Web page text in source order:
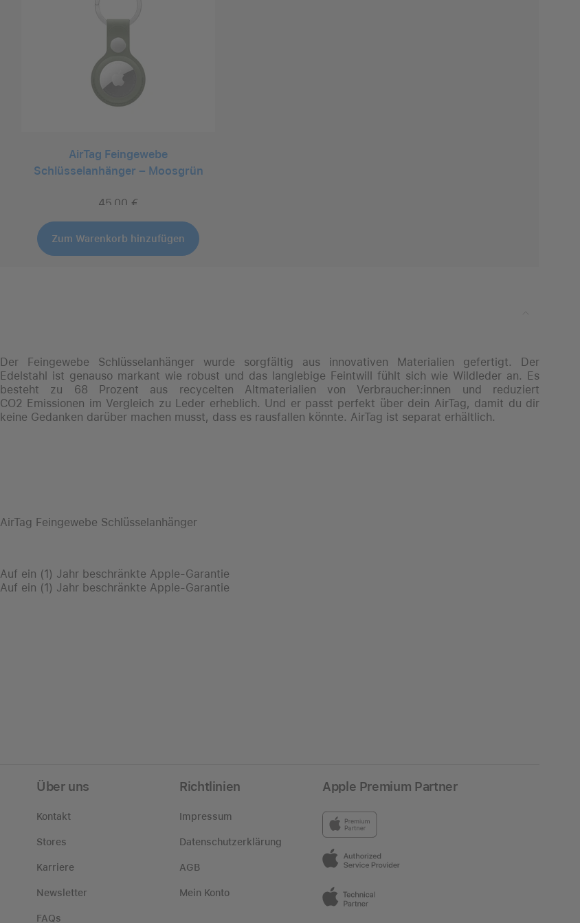
AirTag Feingewebe
Schlüsselanhänger – Moosgrün
45,00 €
Zum Warenkorb hinzufügen
Der Feingewebe Schlüsselanhänger wurde sorgfältig aus innovativen Materialien gefertigt. Der
Edelstahl ist genauso markant wie robust und das langlebige Feintwill fühlt sich wie Wildleder an. Es
besteht zu 68 Prozent aus recycelten Altmaterialien von Verbraucher:innen und reduziert
CO2 Emissionen im Vergleich zu Leder erheblich. Und er passt perfekt über dein AirTag, damit du dir
keine Gedanken darüber machen musst, dass es rausfallen könnte. AirTag ist separat erhältlich.
AirTag Feingewebe Schlüsselanhänger
Auf ein (1) Jahr beschränkte Apple-Garantie
Auf ein (1) Jahr beschränkte Apple-Garantie
Über uns
Kontakt
Stores
Karriere
Newsletter
FAQs
Richtlinien
Impressum
Datenschutzerklärung
AGB
Mein Konto
Apple Premium Partner